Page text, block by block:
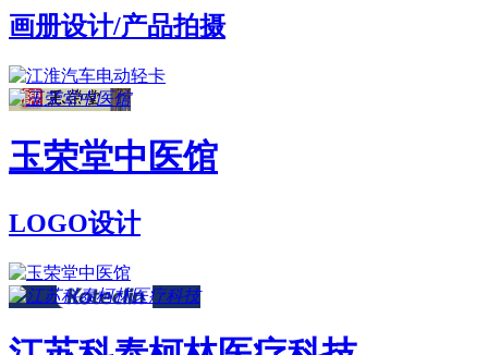
画册设计/产品拍摄
玉荣堂中医馆
LOGO设计